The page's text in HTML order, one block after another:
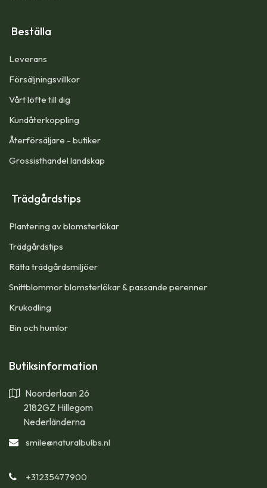
Beställa
Leverans
Försäljningsvillkor
Vårt löfte till dig​
Kundåterkoppling
Återförsäljare - butiker
Grossisthandel landskap
Trädgårdstips
Plantering av blomsterlökar
Trädgårdstips
Rätta trädgårdsmiljöer
Snittblommor blomsterlökar & passande perenner
Krukodling
Bin och humlor
Butiksinformation
Noorderlaan 26
2182GZ Hillegom
Nederländerna
smile@naturalbulbs.nl
+31235477900